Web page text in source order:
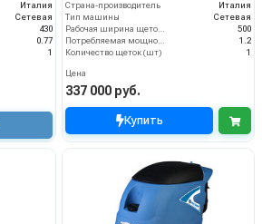
Италия
Сетевая
430
0.77
1
Страна-производитель
Италия
Тип машины
Сетевая
Рабочая ширина щеток (мм)
500
Потребляемая мощность (кВт)
1.2
Количество щеток (шт)
1
Цена
337 000 руб.
Купить